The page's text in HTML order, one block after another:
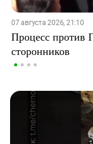
07 августа 2026, 21:10
Процесс против
сторонников